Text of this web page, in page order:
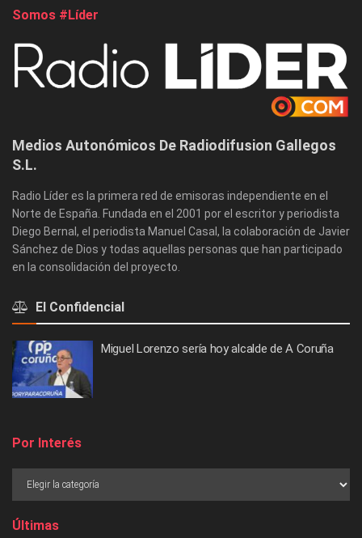
Somos #Líder
Medios Autonómicos De Radiodifusion Gallegos
S.L.
Radio Líder es la primera red de emisoras independiente en el
Norte de España. Fundada en el 2001 por el escritor y periodista
Diego Bernal, el periodista Manuel Casal, la colaboración de Javier
Sánchez de Dios y todas aquellas personas que han participado
en la consolidación del proyecto.
El Confidencial
Miguel Lorenzo sería hoy alcalde de A Coruña
Por Interés
Últimas